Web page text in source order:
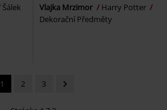
Šálek Vlajka Mrzimor
Harry Potter
Dekorační Předměty
1 2 3